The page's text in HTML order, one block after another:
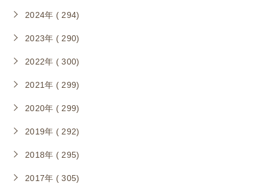
2024年 ( 294)
2023年 ( 290)
2022年 ( 300)
2021年 ( 299)
2020年 ( 299)
2019年 ( 292)
2018年 ( 295)
2017年 ( 305)